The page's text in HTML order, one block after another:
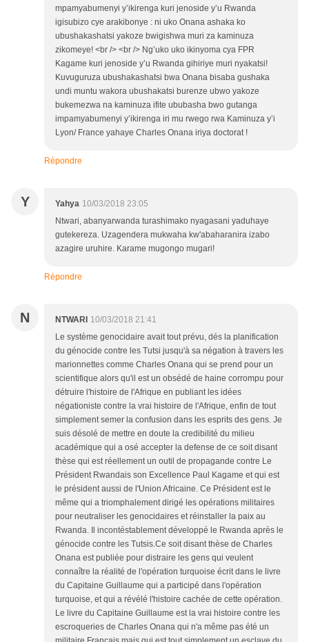
mpamyabumenyi y’ikirenga kuri jenoside y’u Rwanda
igisubizo cye arakibonye : ni uko Onana ashaka ko
ubushakashatsi yakoze bwigishwa muri za kaminuza
zikomeye! <br /> <br /> Ng’uko uko ikinyoma cya FPR
Kagame kuri jenoside y’u Rwanda gihiriye muri nyakatsi!
Kuvuguruza ubushakashatsi bwa Onana bisaba gushaka
undi muntu wakora ubushakatsi burenze ubwo yakoze
bukemezwa na kaminuza ifite ububasha bwo gutanga
impamyabumenyi y’ikirenga iri mu rwego rwa Kaminuza y’i
Lyon/ France yahaye Charles Onana iriya doctorat !
Répondre
Y Yahya 10/03/2018 23:05
Ntwari, abanyarwanda turashimako nyagasani yaduhaye
gutekereza. Uzagendera mukwaha kw'abaharanira izabo
azagire uruhire. Karame mugongo mugari!
Répondre
N NTWARI 10/03/2018 21:41
Le système genocidaire avait tout prévu, dés la planification
du génocide contre les Tutsi jusqu'à sa négation à travers les
marionnettes comme Charles Onana qui se prend pour un
scientifique alors qu'il est un obsédé de haine corrompu pour
détruire l'histoire de l'Afrique en publiant les idées
négationiste contre la vrai histoire de l'Afrique, enfin de tout
simplement semer la confusion dans les esprits des gens. Je
suis désolé de mettre en doute la credibilité du milieu
académique qui a osé accepter la defense de ce soit disant
thèse qui est réellement un outil de propagande contre Le
Président Rwandais son Excellence Paul Kagame et qui est
le président aussi de l'Union Africaine. Ce Président est le
même qui a triomphalement dirigé les opérations militaires
pour neutraliser les genocidaires et réinstaller la paix au
Rwanda. Il incontéstablement développé le Rwanda après le
génocide contre les Tutsis.Ce soit disant thèse de Charles
Onana est publiée pour distraire les gens qui veulent
connaître la réalité de l'opération turquoise écrit dans le livre
du Capitaine Guillaume qui a participé dans l'opération
turquoise, et qui a révélé l'histoire cachée de cette opération.
Le livre du Capitaine Guillaume est la vrai histoire contre les
escroqueries de Charles Onana qui n'a même pas été un